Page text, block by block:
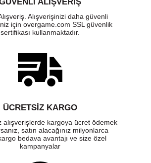
ALIŞVERIŞ
Alışverişinizi daha güvenli
için overgame.com SSL güvenlik
sertifikası kullanmaktadır.
ÜCRETSIZ KARGO
alışverişlerde kargoya ücret ödemek
satın alacağınız milyonlarca
bedava avantajı ve size özel
kampanyalar